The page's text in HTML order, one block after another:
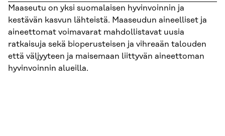
Maaseutu on yksi suomalaisen hyvinvoinnin ja
kestävän kasvun lähteistä. Maaseudun aineelliset ja
aineettomat voimavarat mahdollistavat uusia
ratkaisuja sekä bioperusteisen ja vihreaän talouden
että väljyyteen ja maisemaan liittyvän aineettoman
hyvinvoinnin alueilla.